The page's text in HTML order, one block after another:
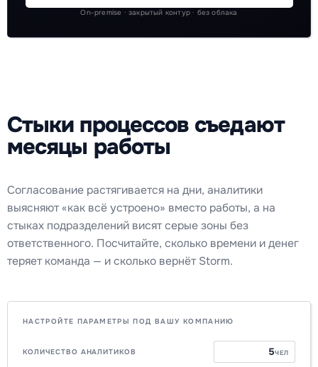
On-premise · закрытый контур · без облака
Стыки процессов съедают
месяцы работы
Согласование растягивается на дни, аналитики
выясняют «как всё устроено» вместо работы, а на
стыках подразделений висят серые зоны без
ответственного. Посчитайте, сколько времени и денег
теряет команда — и сколько вернёт Storm.
НАСТРОЙТЕ ПАРАМЕТРЫ ПОД ВАШУ КОМПАНИЮ
КОЛИЧЕСТВО АНАЛИТИКОВ ЧЕЛ